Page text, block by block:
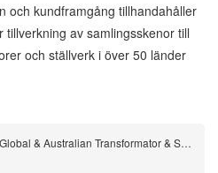
och kundframgång tillhandahåller
av samlingsskenor till
och ställverk i över 50 länder
Transformator & Switchgear Industry (2025-2026)